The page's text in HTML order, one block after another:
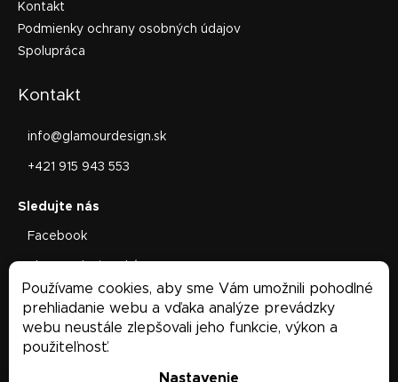
Používame cookies, aby sme Vám umožnili pohodlné
prehliadanie webu a vďaka analýze prevádzky
webu neustále zlepšovali jeho funkcie, výkon a
použiteľnosť.
Nastavenie
Kontakt
Podmienky ochrany osobných údajov
Spolupráca
Kontakt
info@glamourdesign.sk
+421 915 943 553
Facebook
Facebook